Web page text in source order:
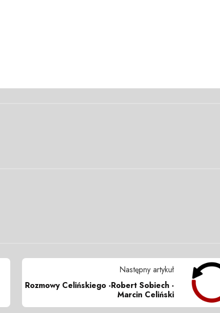
Następny artykuł
Rozmowy Celińskiego -Robert Sobiech -
Marcin Celiński